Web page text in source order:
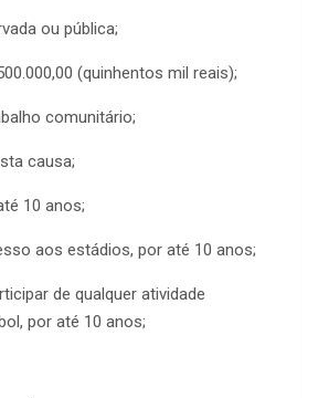
ou pública;
(quinhentos mil reais);
comunitário;
causa;
10 anos;
aos estádios, por até 10 anos;
de qualquer atividade
por até 10 anos;